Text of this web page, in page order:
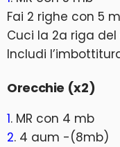
Fai 2 righe con 5
Cuci la 2a riga
Includi
Orecchie (x2)
1. MR con 4 mb
2. 4 aum -(8mb)